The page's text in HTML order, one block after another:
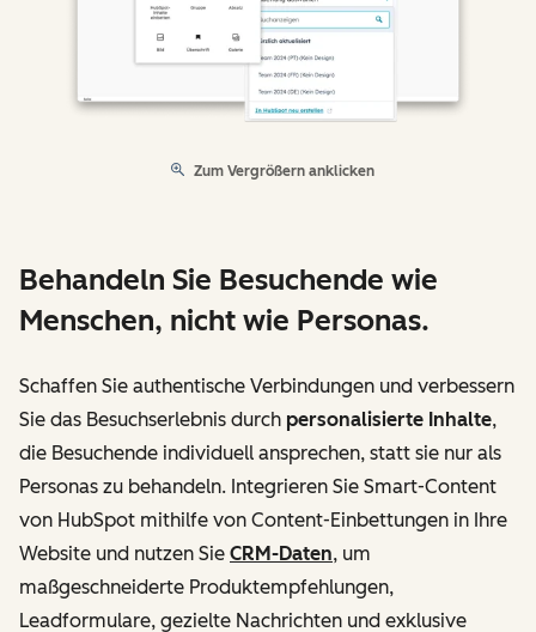
Zum Vergrößern anklicken
Behandeln Sie Besuchende wie
Menschen, nicht wie Personas.
Schaffen Sie authentische Verbindungen und verbessern
Sie das Besuchserlebnis durch personalisierte Inhalte,
die Besuchende individuell ansprechen, statt sie nur als
Personas zu behandeln. Integrieren Sie Smart-Content
von HubSpot mithilfe von Content-Einbettungen in Ihre
Website und nutzen Sie CRM-Daten, um
maßgeschneiderte Produktempfehlungen,
Leadformulare, gezielte Nachrichten und exklusive